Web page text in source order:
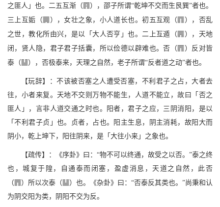
之匪人」也。二五互渐（U），邵子所谓“乾坤不交而生艮巽”者也。
三上互姤（n），女壮之象，小人道长也。初五互观（;），否乱
之世，教化所由兴，是以「大人否亨」也。二上互遁（G），天地
闭，贤人隐，君子君子括囊，所以俭德以辟难也。否（]）反对皆
泰（[），否极泰来，天理之自然，老子所谓“反者道之动”者也。
【玩辞】：不该被否塞之人遭受否塞，不利君子之占，大者去
往，小者来复。天地不交则万物不能生，人道不能立，故曰「否之
匪人」，言非人道交通之时也。阳者，君子之应，三阴消阳，是以
「不利君子贞」也。贞者，占也。阳主生息，阴主消耗，故阳大而
阴小，乾上坤下，阳往阴来，是「大往小来」之象也。
【疏传】：《序卦》曰：“物不可以终通，故受之以否。”泰之终
也，城复于隍，自通泰而闭塞，盈虚消息，天道之自然，此否
（]）所以次泰（[）也。《杂卦》曰：“否泰反其类也。”尚秉和认
为阴交阳为类，阴阳不交为反。